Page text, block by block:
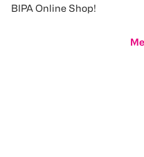
BIPA Online Shop!